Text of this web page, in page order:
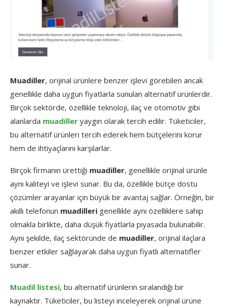
Muadiller, orijinal ürünlere benzer işlevi görebilen ancak
genellikle daha uygun fiyatlarla sunulan alternatif ürünlerdir.
Birçok sektörde, özellikle teknoloji, ilaç ve otomotiv gibi
alanlarda muadiller yaygın olarak tercih edilir. Tüketiciler,
bu alternatif ürünleri tercih ederek hem bütçelerini korur
hem de ihtiyaçlarını karşılarlar.
Birçok firmanın ürettiği muadiller, genellikle orijinal ürünle
aynı kaliteyi ve işlevi sunar. Bu da, özellikle bütçe dostu
çözümler arayanlar için büyük bir avantaj sağlar. Örneğin, bir
akıllı telefonun muadilleri genellikle aynı özelliklere sahip
olmakla birlikte, daha düşük fiyatlarla piyasada bulunabilir.
Aynı şekilde, ilaç sektöründe de muadiller, orijinal ilaçlara
benzer etkiler sağlayarak daha uygun fiyatlı alternatifler
sunar.
Muadil listesi, bu alternatif ürünlerin sıralandığı bir
kaynaktır. Tüketiciler, bu listeyi inceleyerek orijinal ürüne